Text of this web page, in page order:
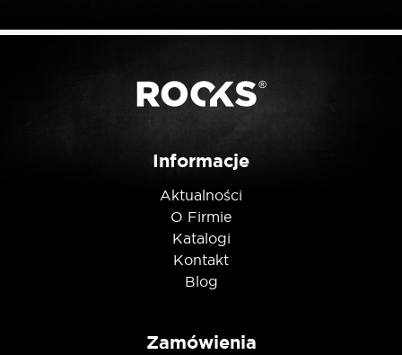
Posiadam ten produkt
Informacje
Aktualności
O Firmie
Katalogi
Kontakt
Blog
Zamówienia